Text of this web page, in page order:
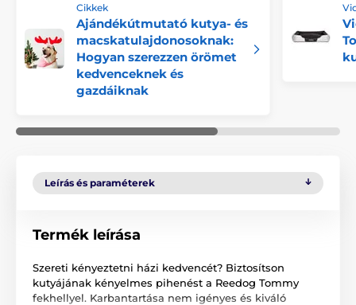
Cikkek
Ajándékútmutató kutya- és
macskatulajdonosoknak:
Hogyan szerezzen örömet
kedvenceknek és
gazdáiknak
Leírás és paraméterek
Termék leírása
Szereti kényeztetni házi kedvencét? Biztosítson
kutyájának kényelmes pihenést a Reedog Tommy
fekhellyel. Karbantartása nem igényes és kiváló